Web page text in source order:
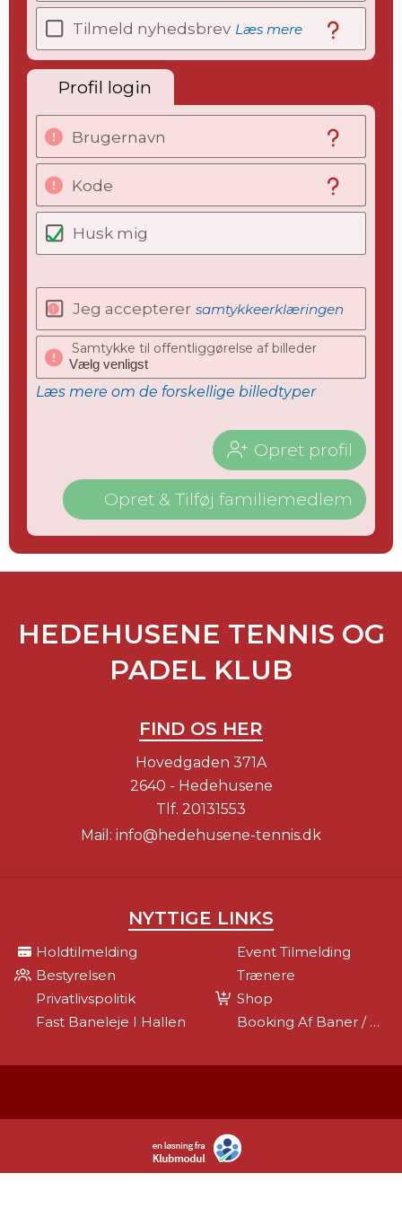
Tilmeld nyhedsbrev Læs mere
Profil login
Brugernavn
Kode
Husk mig
Jeg accepterer samtykkeerklæringen
Samtykke til offentliggørelse af billeder
Læs mere om de forskellige billedtyper
Opret profil
Opret & Tilføj familiemedlem
HEDEHUSENE TENNIS OG
PADEL KLUB
FIND OS HER
Hovedgaden 371A
2640 - Hedehusene
Tlf. 20131553
Mail: info@hedehusene-tennis.dk
NYTTIGE LINKS
Holdtilmelding
Event Tilmelding
Bestyrelsen
Trænere
Privatlivspolitik
Shop
Fast Baneleje I Hallen
Booking Af Baner / Kontingent